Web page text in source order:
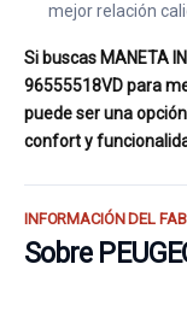
mejor relación
Si buscas MANETA
96555518VD para
puede ser una
confort y
INFORMACIÓN DEL
Sobre